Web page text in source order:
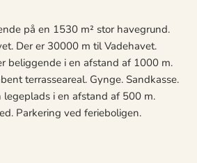
på en 1530 m² stor havegrund.
Der er 30000 m til Vadehavet.
beliggende i en afstand af 1000 m.
terrasseareal. Gynge. Sandkasse.
legeplads i en afstand af 500 m.
Parkering ved ferieboligen.